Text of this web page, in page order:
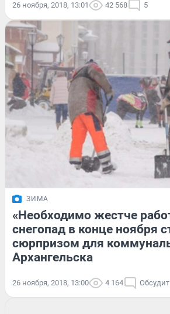
26 ноября, 2018, 13:01 42 568 5
ЗИМА
«Необходимо жестче
снегопад в конце ноября
сюрпризом для
Архангельска
26 ноября, 2018, 13:00 4 164